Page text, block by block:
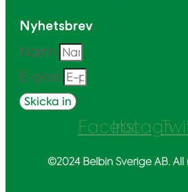
Nyhetsbrev
Namn
E-post
Skicka in
Facebook
©2024 Belbin Sverige AB.